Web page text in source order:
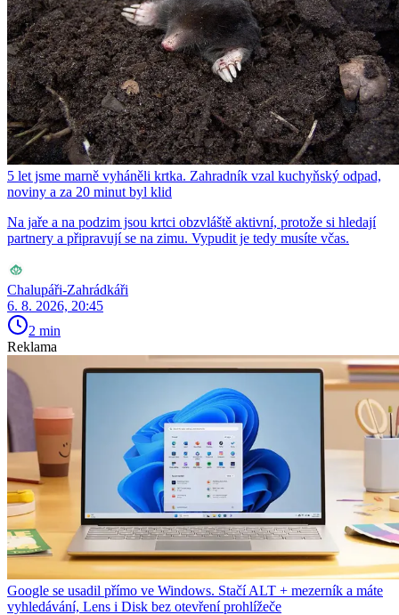
5 let jsme marně vyháněli krtka. Zahradník vzal kuchyňský odpad,
noviny a za 20 minut byl klid
Na jaře a na podzim jsou krtci obzvláště aktivní, protože si hledají
partnery a připravují se na zimu. Vypudit je tedy musíte včas.
Chalupáři-Zahrádkáři
6. 8. 2026, 20:45
2 min
Reklama
Google se usadil přímo ve Windows. Stačí ALT + mezerník a máte
vyhledávání, Lens i Disk bez otevření prohlížeče